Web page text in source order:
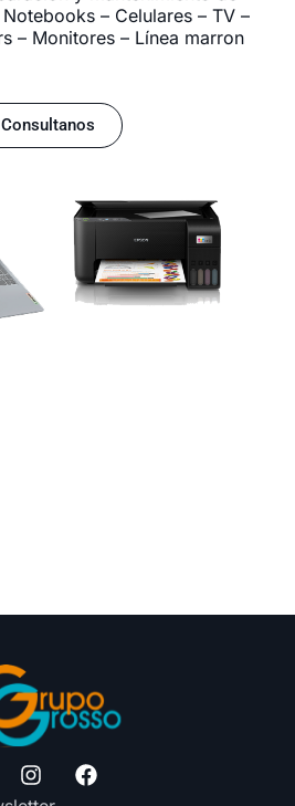
– Celulares – TV –
– Monitores – Línea marron
Consultanos